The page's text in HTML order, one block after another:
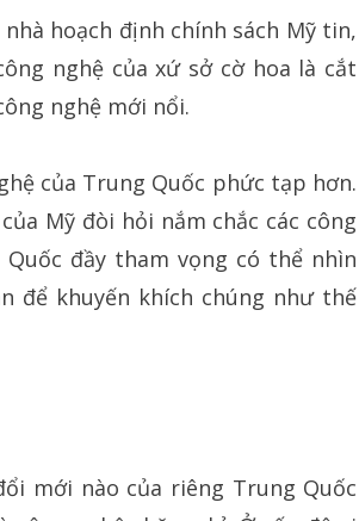
hoạch định chính sách Mỹ tin,
nghệ của xứ sở cờ hoa là cắt
nghệ mới nổi.
của Trung Quốc phức tạp hơn.
Mỹ đòi hỏi nắm chắc các công
đầy tham vọng có thể nhìn
để khuyến khích chúng như thế
mới nào của riêng Trung Quốc